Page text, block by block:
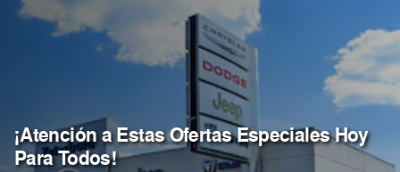
¡Atención a Estas Ofertas Especiales Hoy
Para Todos!